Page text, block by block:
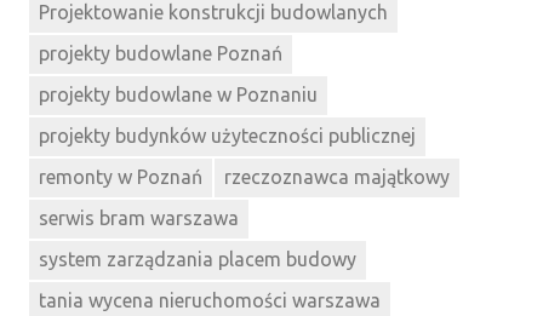
Projektowanie konstrukcji budowlanych
projekty budowlane Poznań
projekty budowlane w Poznaniu
projekty budynków użyteczności publicznej
remonty w Poznań
rzeczoznawca majątkowy
serwis bram warszawa
system zarządzania placem budowy
tania wycena nieruchomości warszawa